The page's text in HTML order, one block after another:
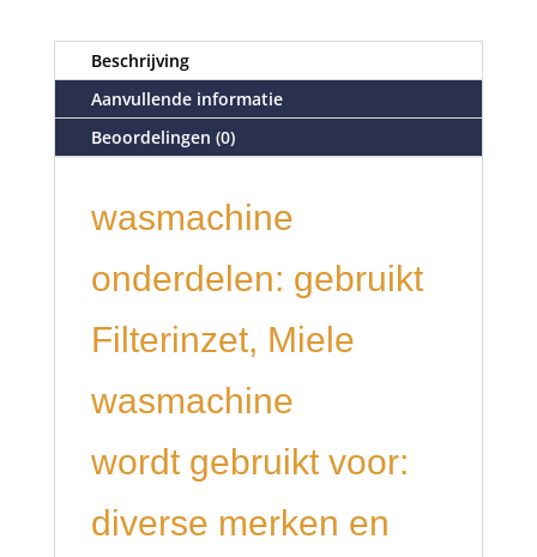
Beschrijving
Aanvullende informatie
Beoordelingen (0)
wasmachine
onderdelen: gebruikt
Filterinzet, Miele
wasmachine
wordt gebruikt voor:
diverse merken en